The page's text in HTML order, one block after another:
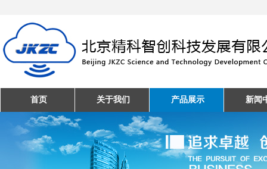
首页 关于我们 产品展示 新闻